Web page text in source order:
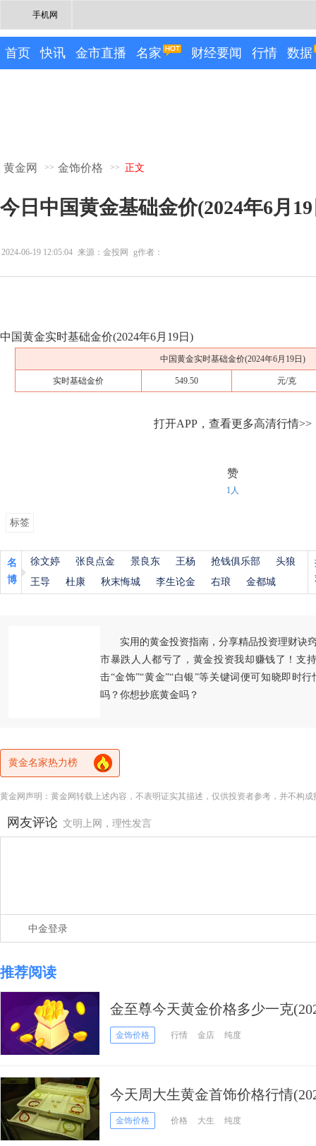
手机网
首页 快讯 金市直播 名家 财经要闻 行情 数据
黄金网 >> 金饰价格 >> 正文
今日中国黄金基础金价(2024年6月
2024-06-19 12:05:04 来源：金投网 g作者：
中国黄金实时基础金价(2024年6月19日)
中国黄金实时基础金价(2024年6月19日)
实时基础金价 549.50 元/克
打开APP，查看更多高清行情>>
赞
1人
标签
名
博
徐文婷 张良点金 景良东 王杨 抢钱俱乐部
头狼
王导
杜康 秋末悔城 李生论金 右琅 金都城
实用的黄金投资指南，分享精品投资理财诀
市暴跌人人都亏了，黄金投资我却赚钱了！支
击“金饰”“黄金”“白银”等关键词便可知晓即时
吗？你想抄底黄金吗？
黄金名家热力榜
黄金网声明：黄金网转载上述内容，不表明证实其描述，仅供投资者参考，并不构
网友评论 文明上网，理性发言
中金登录
推荐阅读
金至尊今天黄金价格多少一克
金饰价格 行情 金店 纯度
今天周大生黄金首饰价格行情
金饰价格 价格 大生 纯度